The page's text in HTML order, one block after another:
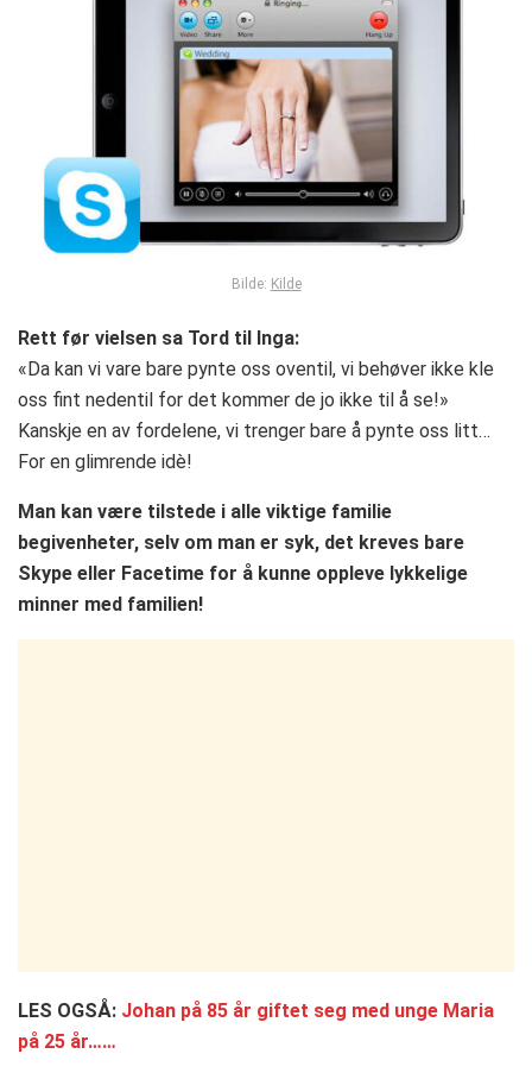
Bilde: Kilde
Rett før vielsen sa Tord til Inga:
«Da kan vi vare bare pynte oss oventil, vi behøver ikke kle
oss fint nedentil for det kommer de jo ikke til å se!»
Kanskje en av fordelene, vi trenger bare å pynte oss litt…
For en glimrende idè!
Man kan være tilstede i alle viktige familie
begivenheter, selv om man er syk, det kreves bare
Skype eller Facetime for å kunne oppleve lykkelige
minner med familien!
LES OGSÅ: Johan på 85 år giftet seg med unge Maria
på 25 år……